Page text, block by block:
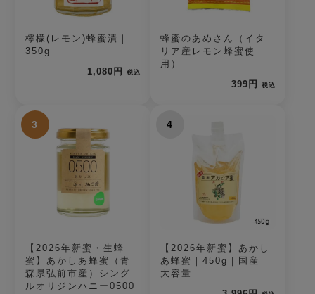
檸檬(レモン)蜂蜜漬｜
350g
1,080円
税込
蜂蜜のあめさん（イタ
リア産レモン蜂蜜使
用）
399円
税込
3
【2026年新蜜・生蜂
蜜】あかしあ蜂蜜（青
森県弘前市産）シング
ルオリジンハニー0500
4
【2026年新蜜】あかし
あ蜂蜜｜450g｜国産｜
大容量